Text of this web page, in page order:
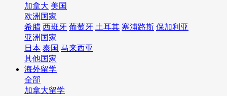
加拿大 美国
欧洲国家
希腊 西班牙 葡萄牙 土耳其 塞浦路斯 保加利亚
亚洲国家
日本 泰国 马来西亚
其他国家
海外留学
全部
加拿大留学